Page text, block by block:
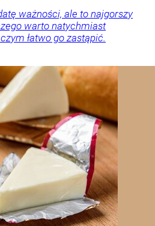
ważności, ale to najgorszy
warto natychmiast
łatwo go zastąpić.